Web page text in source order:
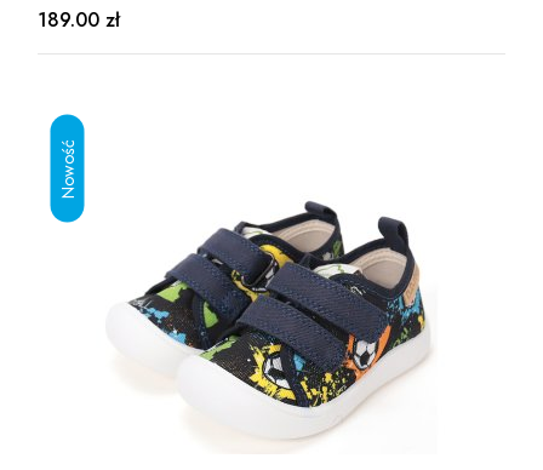
189.00 zł